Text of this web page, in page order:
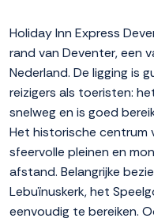
Holiday Inn Express
rand van Deventer, een
Nederland. De ligging is
reizigers als toeristen:
snelweg en is goed
Het historische centrum
sfeervolle pleinen en
afstand. Belangrijke
Lebuïnuskerk, het
eenvoudig te bereiken.